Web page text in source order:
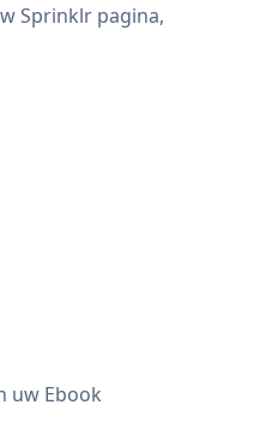
Sprinklr pagina,
uw Ebook